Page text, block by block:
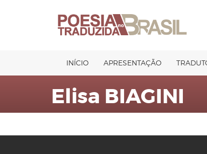
INÍCIO APRESENTAÇÃO
Elisa BIAGINI